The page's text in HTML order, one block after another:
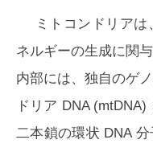
ミトコンドリア
ネルギーの生成に関
内部には、独自のゲ
ドリア DNA (mtDNA)
二本鎖の環状 DNA